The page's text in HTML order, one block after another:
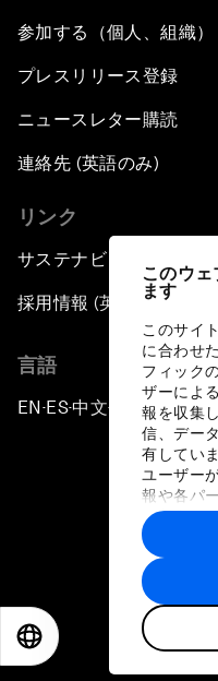
このウ
ます
このサイ
に合わせ
フィック
ザーによ
報を収集
信、デー
有してい
ユーザー
報や各パ
に収集さ
トナーに
す。
参加する（個人、組織）
プレスリリース登録
ニュースレター購読
連絡先 (英語のみ)
リンク
サステナビリティへの取
採用情報 (英語のみ)
言語
EN ▪ES▪中文▪ 日本語
プライバシ
©